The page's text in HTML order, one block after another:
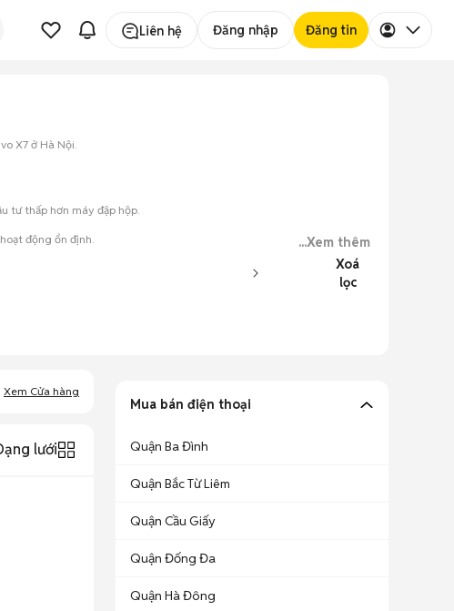
Liên hệ Đăng nhập Đăng tin
X7 ở Hà Nội.
tư thấp hơn máy đập hộp.
động ổn định.
...Xem thêm
Xoá
lọc
Xem Cửa hàng
lưới
Mua bán điện thoại
Quận Ba Đình
Quận Bắc Từ Liêm
Quận Cầu Giấy
Quận Đống Đa
Quận Hà Đông